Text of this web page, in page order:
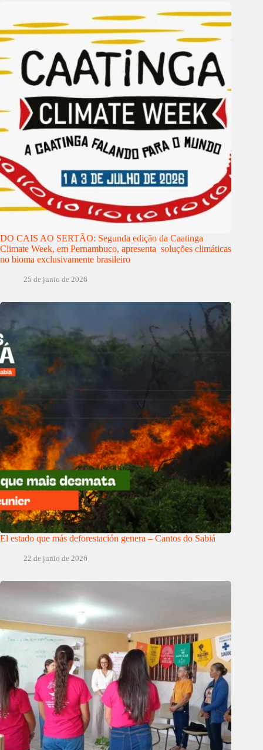
DO CAIS AO SERTÃO: Segunda edição da Caatinga
Climate Week, em Pernambuco, apresenta soluções climáticas
no bioma exclusivamente brasileiro
25 de junio de 2026
El estado que más deforestación genera – Cantos do Sabiá
22 de junio de 2026